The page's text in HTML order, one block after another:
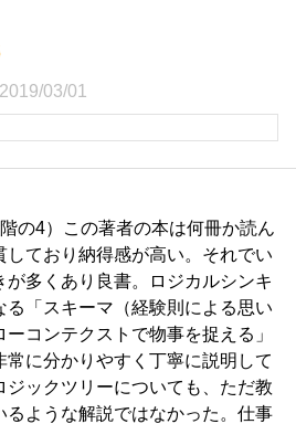
2019/03/01
4）この著者の本は何冊か読ん
しており納得感が高い。それでい
が多くあり良書。ロジカルシンキ
る「スキーマ（経験則による思い
コンテクストで物事を捉える」
常に分かりやすく丁寧に説明して
ジックツリーについても、ただ教
るような解説ではなかった。仕事